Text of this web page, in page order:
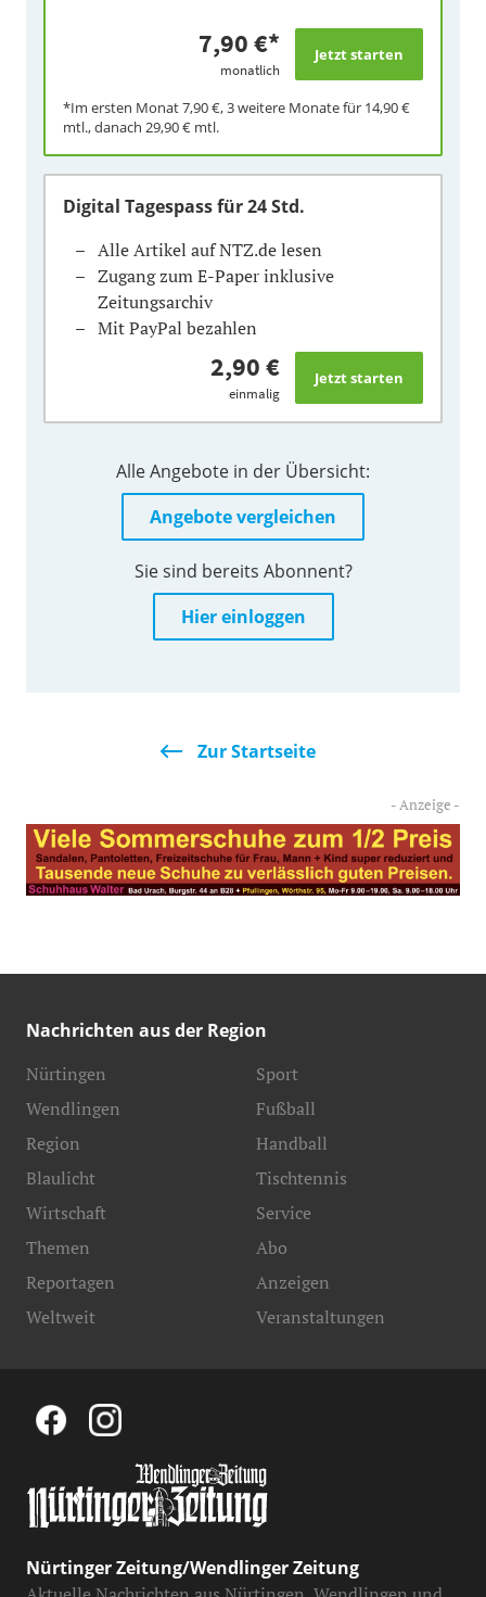
7,90 €*
monatlich
*Im ersten Monat7,90 €, 3 weitere Monate für 14,90 €
mtl., danach 29,90 € mtl.
Digital Tagespassfür 24 Std.
Alle Artikel auf NTZ.de lesen
Zugang zum E-Paper inklusive
Zeitungsarchiv
Mit PayPal bezahlen
2,90 €
einmalig
Alle Angebote in der Übersicht:
Angebote vergleichen
Sie sind bereits Abonnent?
Hier einloggen
Zur Startseite
Nachrichten aus der Region
Nürtingen
Wendlingen
Region
Blaulicht
Sport
Fußball
Handball
Tischtennis
Wirtschaft
Themen
Reportagen
Weltweit
Service
Abo
Anzeigen
Veranstaltungen
Nürtinger Zeitung/Wendlinger Zeitung